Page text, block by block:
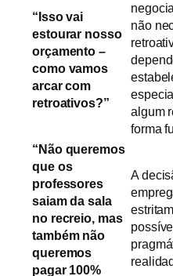
“Isso vai
estourar nosso
orçamento –
como vamos
arcar com
retroativos?”
não
algum
forma
“Não queremos
que os
professores
saiam da sala
no recreio, mas
também não
queremos
pagar 100%
A